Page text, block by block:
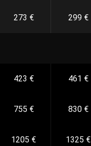
273 € 299 €
423 € 461 €
755 € 830 €
1205 € 1325 €